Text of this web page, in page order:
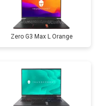
Zero G3 Max L Orange